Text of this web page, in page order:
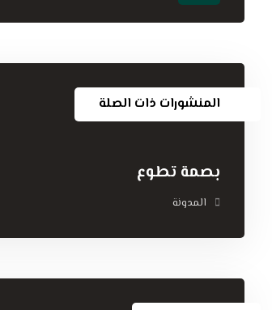
المنشورات ذات الصلة
بصمة تطوع
المدونة